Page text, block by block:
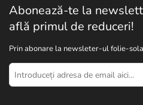
Abonează-te la
află primul de reduceri!
Prin abonare la newsleter-ul folie-